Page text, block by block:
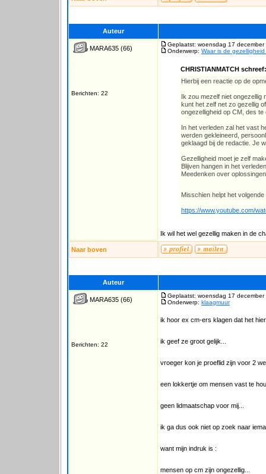
Auteur
MARA635 (66)
Berichten: 22
Geplaatst: woensdag 17
Onderwerp: Waar is de
CHRISTIANMATCH schreef:
Hierbij een reactie op de
Ik zou mezelf niet ongezellig
kunt het zelf net zo gezellig
ongezelligheid op CM, des
In het verleden zal het vast
werden gekleineerd,
geklaagd bij de redactie. Je
Gezelligheid moet je zelf
Blijven hangen in het
Meedenken over
Misschien helpt het
https://www.youtube.com/
Ik wil het wel gezellig maken in de
Naar boven
Auteur
MARA635 (66)
Berichten: 22
Geplaatst: woensdag 17
Onderwerp: klaagmuur
ik hoor ex cm-ers klagen dat het
ik geef ze groot gelijk...
vroeger kon je proeflid zijn voor 2
een lokkertje om mensen vast te
geen lidmaatschap voor mij...
ik ga dus ook niet op zoek naar
want mijn indruk is :
mensen op cm zijn ongezellig...